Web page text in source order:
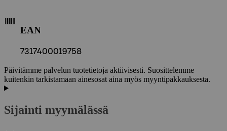
EAN
7317400019758
Päivitämme palvelun tuotetietoja aktiivisesti. Suosittelemme
kuitenkin tarkistamaan ainesosat aina myös myyntipakkauksesta.
Sijainti myymälässä